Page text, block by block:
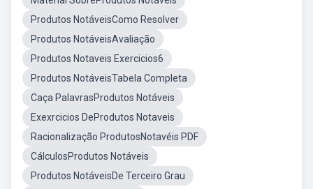
Produtos NotáveisComo Resolver
Produtos NotáveisAvaliação
Produtos Notaveis Exercicios6
Produtos NotáveisTabela Completa
Caça PalavrasProdutos Notáveis
Exexrcicios DeProdutos Notaveis
Racionalização ProdutosNotavéis PDF
CálculosProdutos Notáveis
Produtos NotáveisDe Terceiro Grau